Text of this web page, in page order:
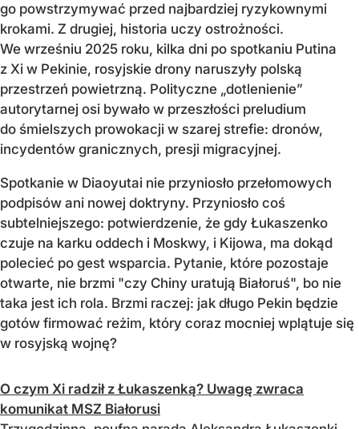
go powstrzymywać przed najbardziej ryzykownymi
krokami. Z drugiej, historia uczy ostrożności.
We wrześniu 2025 roku, kilka dni po spotkaniu Putina
z Xi w Pekinie, rosyjskie drony naruszyły polską
przestrzeń powietrzną. Polityczne „dotlenienie”
autorytarnej osi bywało w przeszłości preludium
do śmielszych prowokacji w szarej strefie: dronów,
incydentów granicznych, presji migracyjnej.
Spotkanie w Diaoyutai nie przyniosło przełomowych
podpisów ani nowej doktryny. Przyniosło coś
subtelniejszego: potwierdzenie, że gdy Łukaszenko
czuje na karku oddech i Moskwy, i Kijowa, ma dokąd
polecieć po gest wsparcia. Pytanie, które pozostaje
otwarte, nie brzmi "czy Chiny uratują Białoruś", bo nie
taka jest ich rola. Brzmi raczej: jak długo Pekin będzie
gotów firmować reżim, który coraz mocniej wplątuje się
w rosyjską wojnę?
O czym Xi radził z Łukaszenką? Uwagę zwraca
komunikat MSZ Białorusi